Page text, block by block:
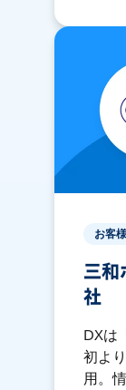
お客
三和
社
DXは
初よ
用。